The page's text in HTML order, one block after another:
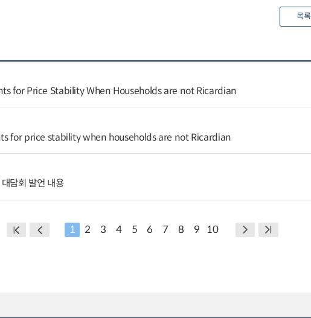
목록
for Price Stability When Households are not Ricardian
for price stability when households are not Ricardian
담회 발언 내용
1 2 3 4 5 6 7 8 9 10